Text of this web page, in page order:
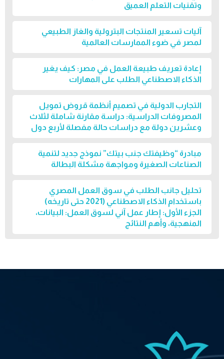
وتقنيات التعلم العميق
آليات تسعير المنتجات البترولية والغاز الطبيعي
لمصر في ضوء الممارسات العالمية
إعادة تعريف طبيعة العمل في مصر: كيف يغير
الذكاء الاصطناعي الطلب على المهارات
التجارب الدولية في تصميم أنظمة قروض تمويل
المصروفات الدراسية: دراسة مقارنة شاملة لثلاث
وعشرين دولة مع دراسات حالة مفصلة لأربع دول
مبادرة “وظيفتك جنب بيتك” نموذج جديد لتنمية
الصناعات الصغيرة ومواجهة مشكلة البطالة
تحليل جانب الطلب في سوق العمل المصري
باستخدام الذكاء الاصطناعي (2021 حتى تاريخه)
الجزء الأول: إطار عمل آني لسوق العمل: البيانات،
المنهجية، وأهم النتائج